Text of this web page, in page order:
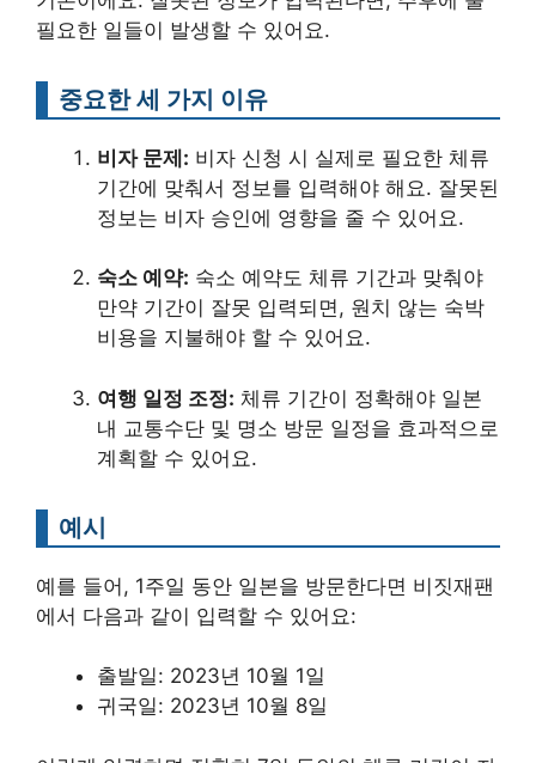
필요한 일들이 발생할 수 있어요.
중요한 세 가지 이유
비자 문제: 비자 신청 시 실제로 필요한 체류
기간에 맞춰서 정보를 입력해야 해요. 잘못된
정보는 비자 승인에 영향을 줄 수 있어요.
숙소 예약: 숙소 예약도 체류 기간과 맞춰야
만약 기간이 잘못 입력되면, 원치 않는 숙박
비용을 지불해야 할 수 있어요.
여행 일정 조정: 체류 기간이 정확해야 일본
내 교통수단 및 명소 방문 일정을 효과적으로
계획할 수 있어요.
예시
예를 들어, 1주일 동안 일본을 방문한다면 비짓재팬
에서 다음과 같이 입력할 수 있어요:
출발일: 2023년 10월 1일
귀국일: 2023년 10월 8일